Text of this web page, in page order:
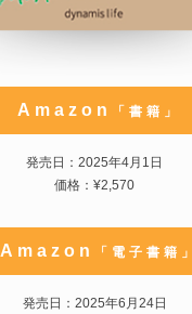
Amazon 「書籍」
発売日：2025年4月1日
価格：¥2,570
Amazon 「電子書籍」
発売日：2025年6月24日